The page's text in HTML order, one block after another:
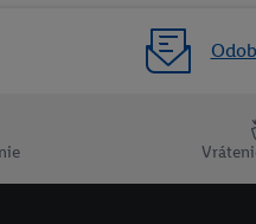
" môžete povoliť iba
práve kedykoľvek odvolať
.